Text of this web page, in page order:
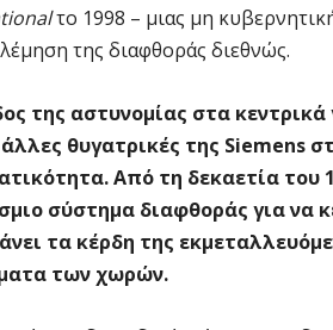
το 1998 – μιας μη
της διαφθοράς διεθνώς.
της αστυνομίας στα
θυγατρικές της Siemens
Από τη δεκαετία του
σύστημα διαφθοράς για να
τα κέρδη της
των χωρών.